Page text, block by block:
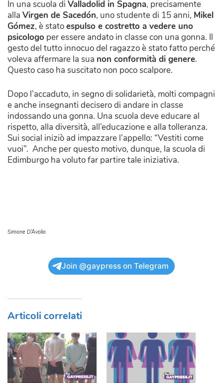
In una scuola di Valladolid in Spagna, precisamente
alla Virgen de Sacedón, uno studente di 15 anni, Mikel
Gómez, è statoespulso e costretto a vedere uno
psicologo per essere andato in classe con una gonna. Il
gesto del tutto innocuo del ragazzo è stato fatto perché
voleva affermare la sua non conformità di genere.
Questo caso ha suscitato non poco scalpore.
Dopo l’accaduto, in segno di solidarietà, molti compagni
e anche insegnanti decisero di andare in classe
indossando una gonna. Una scuola deve educare al
rispetto, alla diversità, all’educazione e alla tolleranza.
Sui social iniziò ad impazzare l’appello: “Vestiti come
vuoi”. Anche per questo motivo, dunque, la scuola di
Edimburgo ha voluto far partire tale iniziativa.
Simone D’Avolio
Join @gaypress on Telegram
Articoli correlati